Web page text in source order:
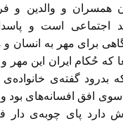
همسران و والدین و
اجتماعی است و
برای مهر به انسان
که حُکام ایران این مهر
بدرود گفته‌ی
افق افسانه‌های بود
دارد پای چوبه‌ی دار